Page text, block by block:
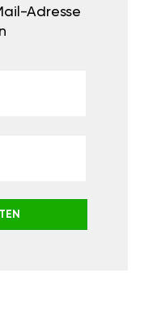
Adresse